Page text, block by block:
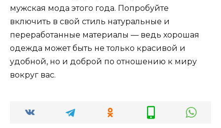
мужская мода этого года. Попробуйте
включить в свой стиль натуральные и
переработанные материалы — ведь хорошая
одежда может быть не только красивой и
удобной, но и доброй по отношению к миру
вокруг вас.